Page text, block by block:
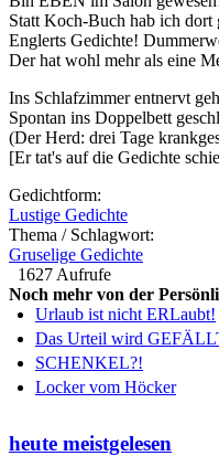
Statt Koch-Buch hab ich dort
Englerts Gedichte!
Der hat wohl mehr als eine
Ins Schlafzimmer entnervt
Spontan ins Doppelbett
(Der Herd: drei Tage
[Er tat's auf die Gedichte
Gedichtform:
Lustige Gedichte
Thema / Schlagwort:
Gruselige Gedichte
1627 Aufrufe
Noch mehr von der
Urlaub ist nicht ERLaubt!
Das Urteil wird
SCHENKEL?!
Locker vom Höcker
heute meistgelesen